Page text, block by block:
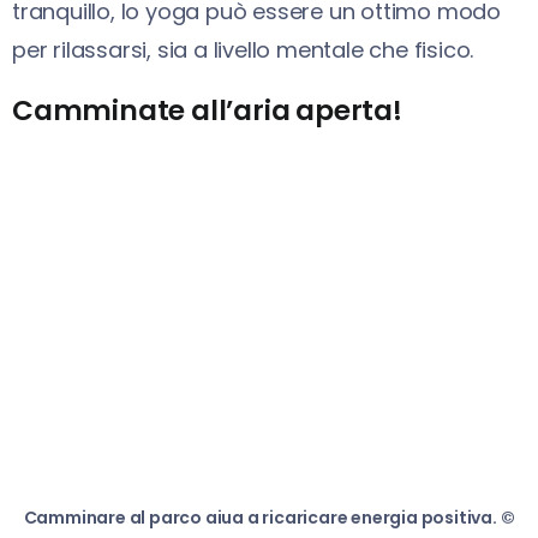
tranquillo, lo yoga può essere un ottimo modo
per rilassarsi, sia a livello mentale che fisico.
Camminate all’aria aperta!
Camminare al parco aiua a ricaricare energia positiva. ©